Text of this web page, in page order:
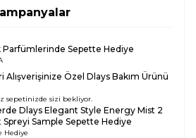
Parfümlerinde Sepette Hediye
Alışverişinize Özel Dlays Bakım Ürünü
sepetinizde sizi bekliyor.
Dlays Elegant Style Energy Mist 2
Spreyi Sample Sepette Hediye
Hediye